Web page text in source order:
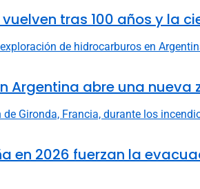
tras 100 años y la
Argentina abre una
en 2026 fuerzan la